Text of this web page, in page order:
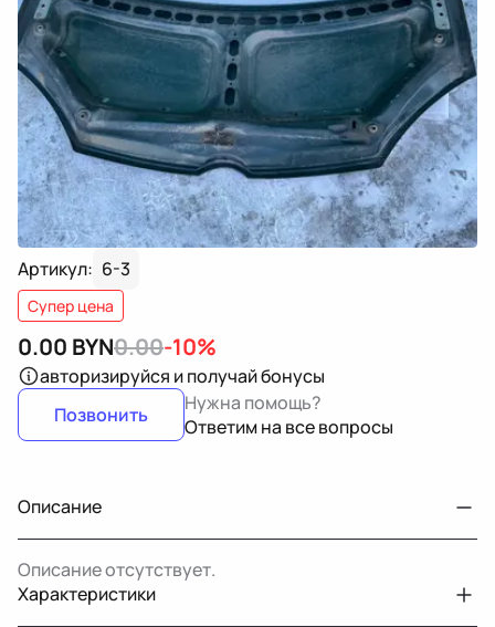
Артикул: 6-3
Супер цена
0.00 BYN0.00-10%
авторизируйся и получай бонусы
Позвонить
Нужна помощь?
Ответим на все вопросы
Описание
Описание отсутствует.
Характеристики